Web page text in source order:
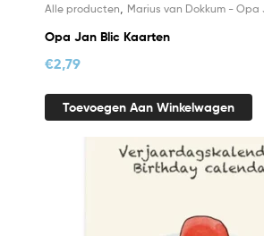
Alle producten Marius van Dokkum - Opa
Opa Jan Blic Kaarten
€2,79
Toevoegen Aan Winkelwagen